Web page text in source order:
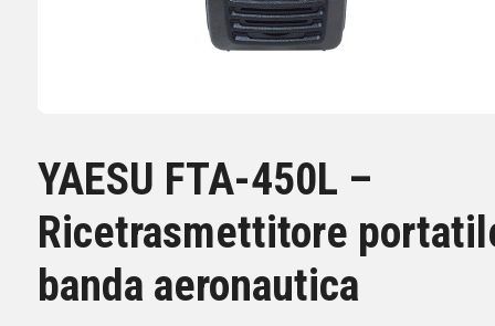
YAESU FTA-450L –
Ricetrasmettitore
banda aeronautica